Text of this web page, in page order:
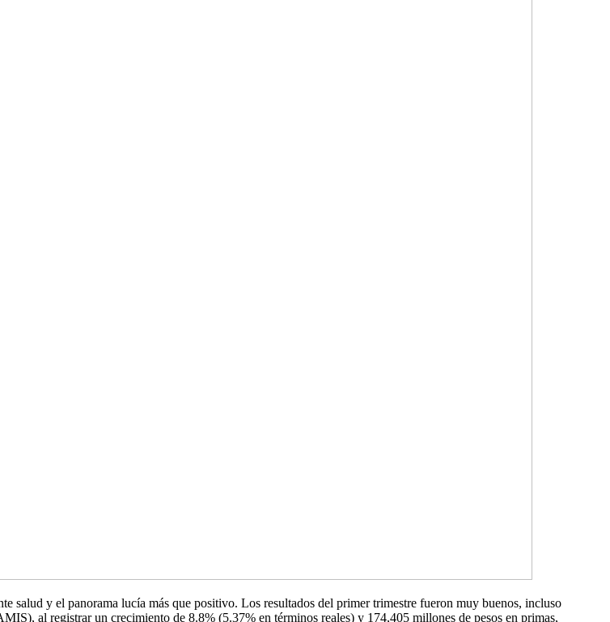
salud y el panorama lucía más que positivo. Los resultados del primer trimestre fueron muy buenos, incluso
al registrar un crecimiento de 8.8% (5.37% en términos reales) y 174,405 millones de pesos en primas,